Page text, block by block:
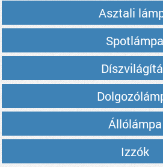
Asztali
Spotlámpa
Állólámpa
Izzók